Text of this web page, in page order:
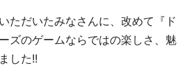
ただいたみなさんに、改めて『ド
ズのゲームならではの楽しさ、魅
した!!